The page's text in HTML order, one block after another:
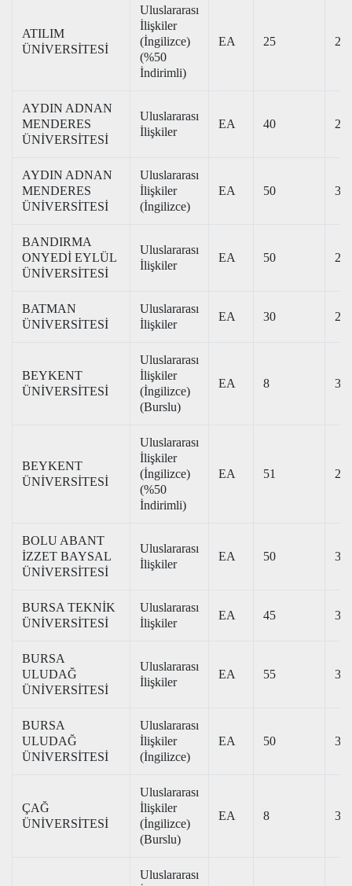
ATILIM
ÜNİVERSİTESİ
Uluslararası
İlişkiler
(İngilizce)
(%50
İndirimli)
EA 25
AYDIN ADNAN
MENDERES
ÜNİVERSİTESİ
Uluslararası
İlişkiler
EA 40
AYDIN ADNAN
MENDERES
ÜNİVERSİTESİ
Uluslararası
İlişkiler
(İngilizce)
EA 50
BANDIRMA
ONYEDİ EYLÜL
ÜNİVERSİTESİ
Uluslararası
İlişkiler
EA 50
BATMAN
ÜNİVERSİTESİ
Uluslararası
İlişkiler
EA 30
BEYKENT
ÜNİVERSİTESİ
Uluslararası
İlişkiler
(İngilizce)
(Burslu)
EA 8
BEYKENT
ÜNİVERSİTESİ
Uluslararası
İlişkiler
(İngilizce)
(%50
İndirimli)
EA 51
BOLU ABANT
İZZET BAYSAL
ÜNİVERSİTESİ
Uluslararası
İlişkiler
EA 50
BURSA TEKNİK
ÜNİVERSİTESİ
Uluslararası
İlişkiler
EA 45
BURSA
ULUDAĞ
ÜNİVERSİTESİ
Uluslararası
İlişkiler
EA 55
BURSA
ULUDAĞ
ÜNİVERSİTESİ
Uluslararası
İlişkiler
(İngilizce)
EA 50
ÇAĞ
ÜNİVERSİTESİ
Uluslararası
İlişkiler
(İngilizce)
(Burslu)
EA 8
Uluslararası